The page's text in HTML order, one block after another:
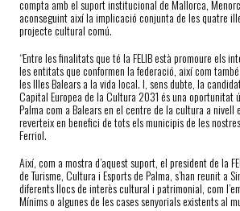
compta amb el suport institucional de Mallorca,
aconseguint així la implicació conjunta de les quatre
projecte cultural comú.
“Entre les finalitats que té la FELIB està promoure els
les entitats que conformen la federació, així com
les Illes Balears a la vida local. I, sens dubte, la
Capital Europea de la Cultura 2031 és una oportunitat
Palma com a Balears en el centre de la cultura a nivell
reverteix en benefici de tots els municipis de les
Ferriol.
Així, com a mostra d’aquest suport, el president de la
de Turisme, Cultura i Esports de Palma, s’han reunit a
diferents llocs de interès cultural i patrimonial, com
Mínims o algunes de les cases senyorials existents al